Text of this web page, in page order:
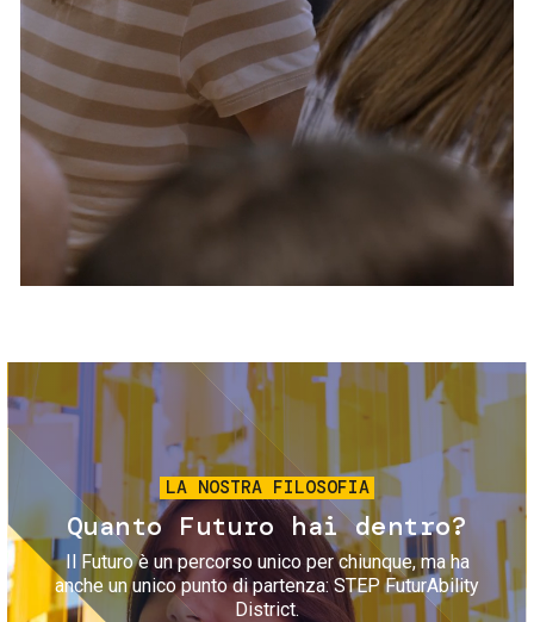
Servizi e accessibilità
Contatti
FAQ
Biglietti
Immagine
LA NOSTRA FILOSOFIA
Quanto Futuro hai dentro?
Il Futuro è un percorso unico per chiunque, ma ha
anche un unico punto di partenza: STEP FuturAbility
District.